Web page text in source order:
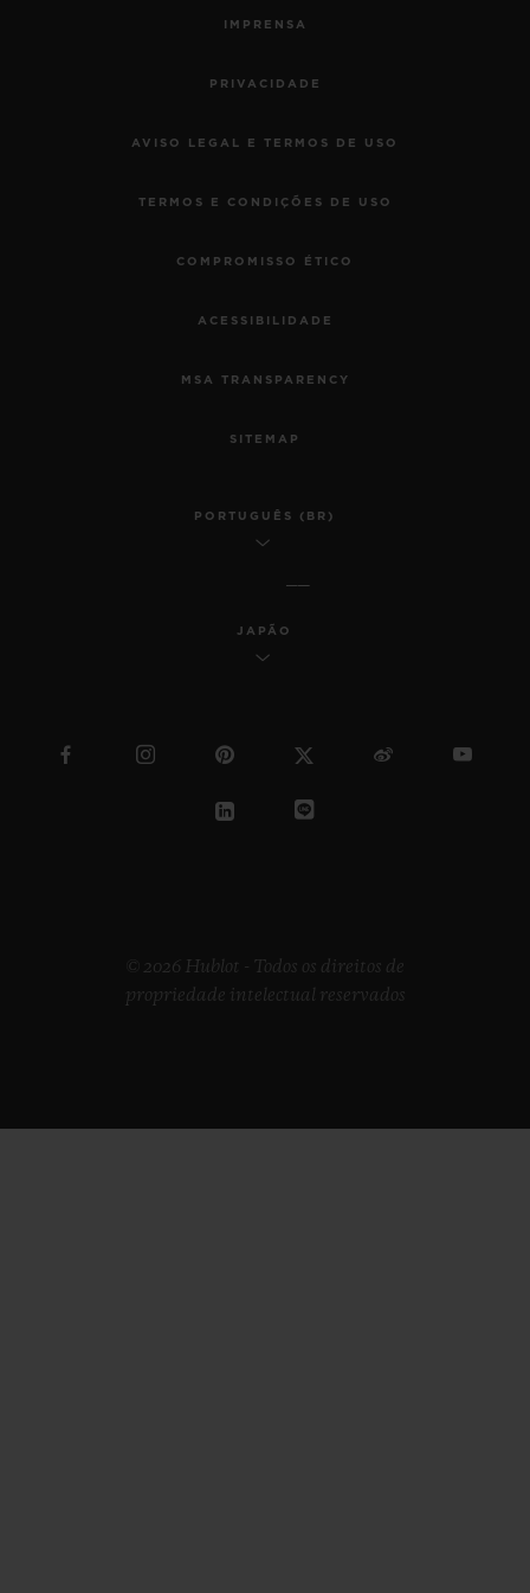
IMPRENSA
PRIVACIDADE
AVISO LEGAL E TERMOS DE USO
TERMOS E CONDIÇÕES DE USO
COMPROMISSO ÉTICO
ACESSIBILIDADE
MSA TRANSPARENCY
SITEMAP
PORTUGUÊS (BR)
JAPÃO
© 2026 Hublot - Todos os direitos de
propriedade intelectual reservados